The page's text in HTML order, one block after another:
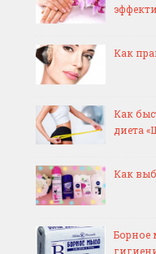
Как
Как
диета
Как
Борное